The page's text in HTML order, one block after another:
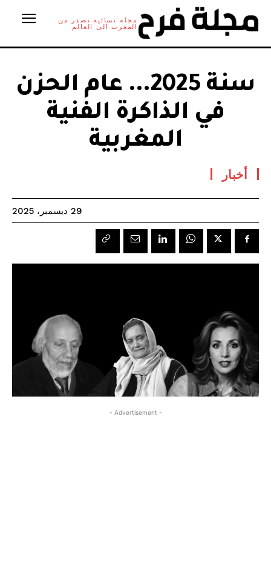
مجلة نسائية تصدر من
المغرب الى العالم
سنة 2025… عام الحزن
في الذاكرة الفنية
المغربية
أخبار
29 ديسمبر، 2025
- Advertisement -